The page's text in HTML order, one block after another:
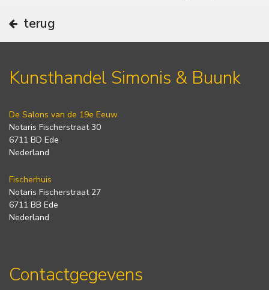
terug
Kunsthandel Simonis & Buunk
De Salons van de 19e Eeuw
Notaris Fischerstraat 30
6711 BD Ede
Nederland
Fischerhuis
Notaris Fischerstraat 27
6711 BB Ede
Nederland
Contactgegevens